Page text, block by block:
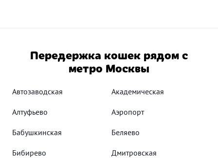
Передержка кошек рядом с
метро Москвы
Автозаводская Академическая
Алтуфьево Аэропорт
Бабушкинская Беляево
Бибирево Дмитровская